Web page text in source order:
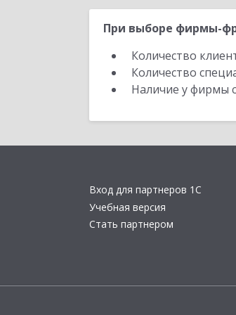
При выборе фирмы-
Количество
Количество
Наличие у фирмы
Вход для партнеров 1С
Учебная версия
Стать партнером